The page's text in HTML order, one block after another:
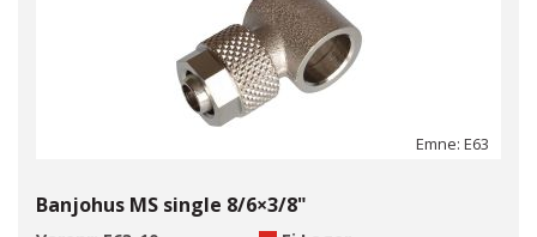
Emne: E63
Banjohus MS single 8/6×3/8"